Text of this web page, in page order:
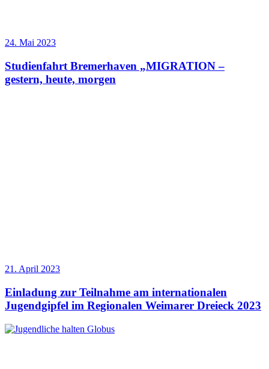
24. Mai 2023
Studienfahrt Bremerhaven „MIGRATION –
gestern, heute, morgen
21. April 2023
Einladung zur Teilnahme am internationalen
Jugendgipfel im Regionalen Weimarer Dreieck 2023